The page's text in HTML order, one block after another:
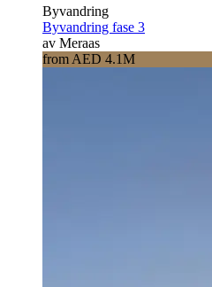
Byvandring
Byvandring fase 3
av Meraas
from AED 4.1M